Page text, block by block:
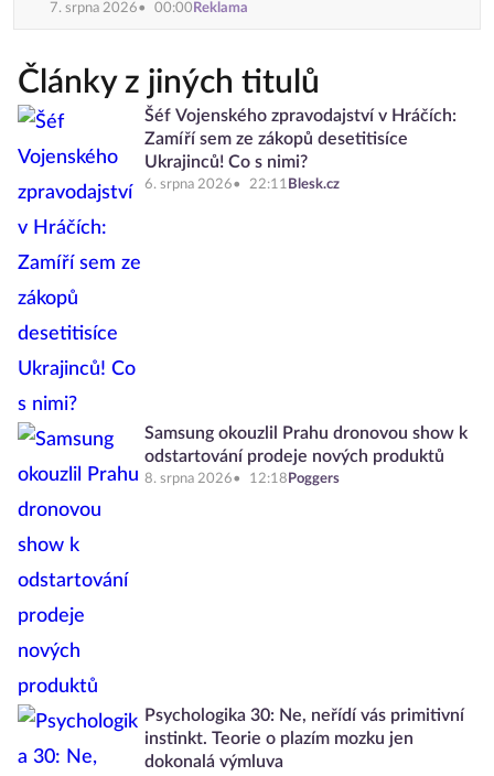
7. srpna 2026 00:00 Reklama
Články z jiných titulů
Šéf Vojenského zpravodajství v Hráčích:
Zamíří sem ze zákopů desetitisíce
Ukrajinců! Co s nimi?
6. srpna 2026 22:11 Blesk.cz
Samsung okouzlil Prahu dronovou show k
odstartování prodeje nových produktů
8. srpna 2026 12:18 Poggers
Psychologika 30: Ne, neřídí vás primitivní
instinkt. Teorie o plazím mozku jen
dokonalá výmluva